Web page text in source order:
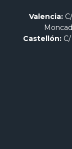
Valencia:
Castellón:C/